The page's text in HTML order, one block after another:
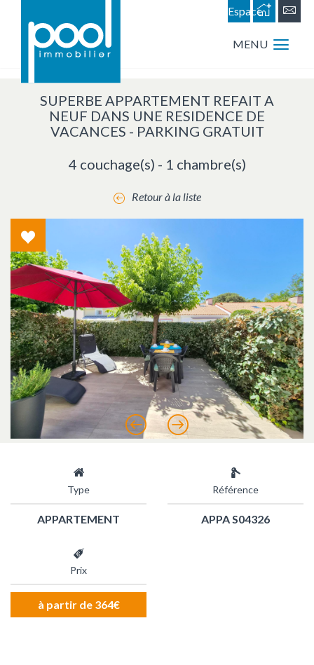
Espace
personnel
MENU
SUPERBE APPARTEMENT REFAIT A
NEUF DANS UNE RESIDENCE DE
VACANCES - PARKING GRATUIT
4 couchage(s) - 1 chambre(s)
Retour à la liste
Coup
de
coeur
Précédent
Suivant
Type
APPARTEMENT
Référence
APPA S04326
Prix
à partir de 364€